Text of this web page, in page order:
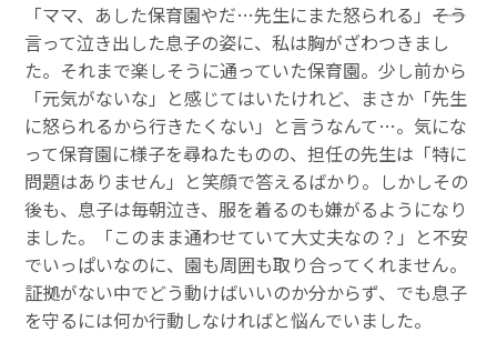
「ママ、あした保育園やだ…先生にまた怒られる」――そう
言って泣き出した息子の姿に、私は胸がざわつきまし
た。それまで楽しそうに通っていた保育園。少し前から
「元気がないな」と感じてはいたけれど、まさか「先生
に怒られるから行きたくない」と言うなんて…。気にな
って保育園に様子を尋ねたものの、担任の先生は「特に
問題はありません」と笑顔で答えるばかり。しかしその
後も、息子は毎朝泣き、服を着るのも嫌がるようになり
ました。「このまま通わせていて大丈夫なの？」と不安
でいっぱいなのに、園も周囲も取り合ってくれません。
証拠がない中でどう動けばいいのか分からず、でも息子
を守るには何か行動しなければと悩んでいました。